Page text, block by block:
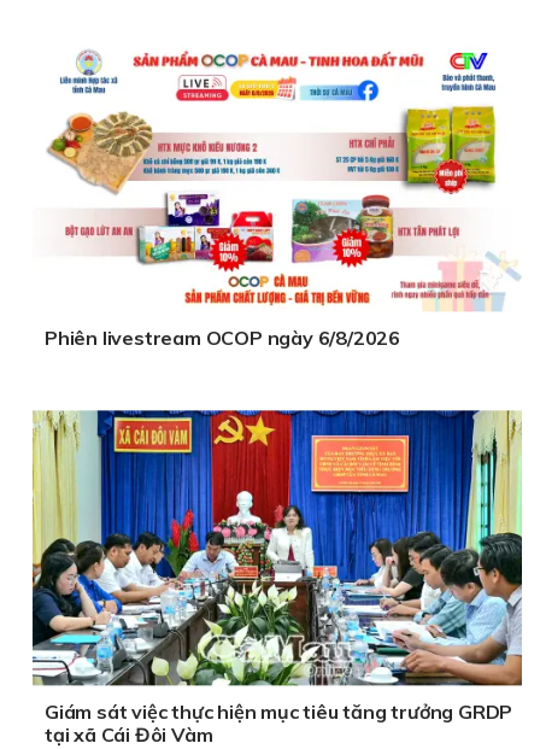
Phiên livestream OCOP ngày 6/8/2026
Giám sát việc thực hiện mục tiêu tăng trưởng GRDP
tại xã Cái Đôi Vàm